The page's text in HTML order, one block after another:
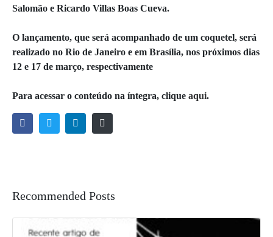
Salomão e Ricardo Villas Boas Cueva.
O lançamento, que será acompanhado de um coquetel, será
realizado no Rio de Janeiro e em Brasília, nos próximos dias
12 e 17 de março, respectivamente
Para acessar o conteúdo na íntegra, clique aqui.
Recommended Posts